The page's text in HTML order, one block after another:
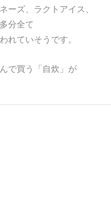
ーズ、ラクトアイス、
分全て
れていそうです。
で買う「自炊」が